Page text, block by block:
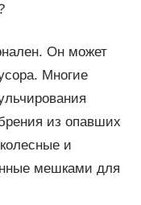
Он может
Многие
из опавших
и
мешками для